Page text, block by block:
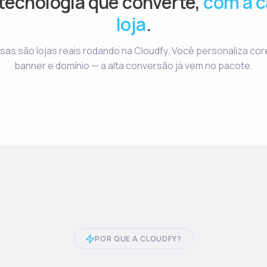
loja.
são lojas reais rodando na Cloudfy. Você personaliza
banner e domínio — a alta conversão já vem no pacote.
POR QUE A CLOUDFY?